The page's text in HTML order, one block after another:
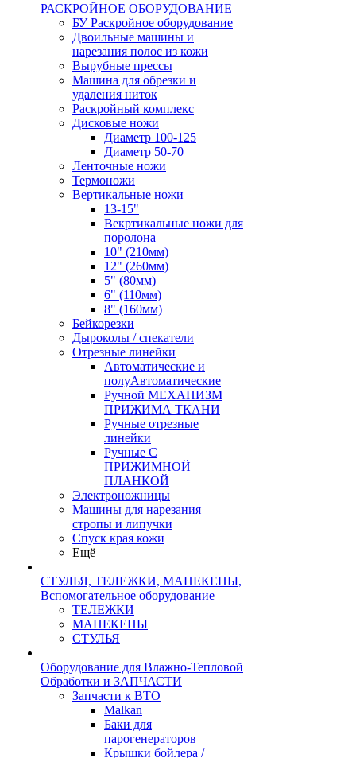
РАСКРОЙНОЕ ОБОРУДОВАНИЕ
БУ Раскройное оборудование
Двоильные машины и
нарезания полос из кожи
Вырубные прессы
Машина для обрезки и
удаления ниток
Раскройный комплекс
Дисковые ножи
Диаметр 100-125
Диаметр 50-70
Ленточные ножи
Термоножи
Вертикальные ножи
13-15"
Векртикальные ножи для
поролона
10" (210мм)
12" (260мм)
5" (80мм)
6" (110мм)
8" (160мм)
Бейкорезки
Дыроколы / спекатели
Отрезные линейки
Автоматические и
полуАвтоматические
Ручной МЕХАНИЗМ
ПРИЖИМА ТКАНИ
Ручные отрезные
линейки
Ручные С
ПРИЖИМНОЙ
ПЛАНКОЙ
Электроножницы
Машины для нарезания
стропы и липучки
Спуск края кожи
Ещё
СТУЛЬЯ, ТЕЛЕЖКИ, МАНЕКЕНЫ,
Вспомогательное оборудование
ТЕЛЕЖКИ
МАНЕКЕНЫ
СТУЛЬЯ
Оборудование для Влажно-Тепловой
Обработки и ЗАПЧАСТИ
Запчасти к ВТО
Malkan
Баки для
парогенераторов
Крышки бойлера /